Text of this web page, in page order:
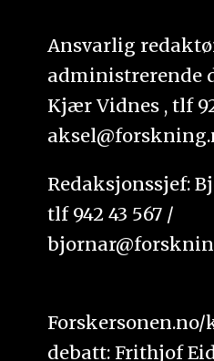
Ansvarlig
administrerende
Kjær Vidnes , tlf
Redaksjonssjef:
tlf 942 43 567 /
debatt: Frithjof